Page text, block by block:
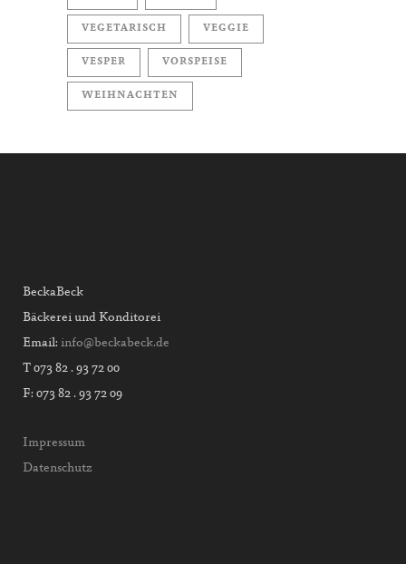
VEGETARISCH VEGGIE
VESPER VORSPEISE
WEIHNACHTEN
BeckaBeck
Bäckerei und Konditorei
Email: info@beckabeck.de
T 073 82 . 93 72 00
F: 073 82 . 93 72 09
Impressum
Datenschutz